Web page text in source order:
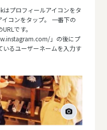
プロフィールアイコンをタ
コンをタップ。 一番下の
です。
」の後にプ
いるユーザーネームを入力す